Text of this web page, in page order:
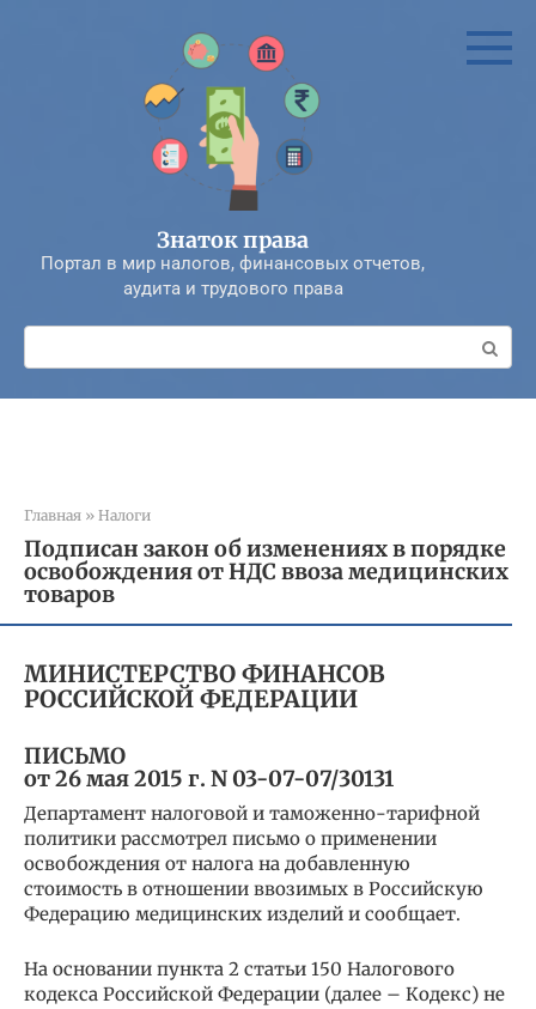
Знаток права
Портал в мир налогов, финансовых отчетов,
аудита и трудового права
Поиск:
Главная » Налоги
Подписан закон об изменениях в порядке
освобождения от НДС ввоза медицинских
товаров
МИНИСТЕРСТВО ФИНАНСОВ
РОССИЙСКОЙ ФЕДЕРАЦИИ
ПИСЬМО
от 26 мая 2015 г. N 03-07-07/30131
Департамент налоговой и таможенно-тарифной
политики рассмотрел письмо о применении
освобождения от налога на добавленную
стоимость в отношении ввозимых в Российскую
Федерацию медицинских изделий и сообщает.
На основании пункта 2 статьи 150 Налогового
кодекса Российской Федерации (далее – Кодекс) не